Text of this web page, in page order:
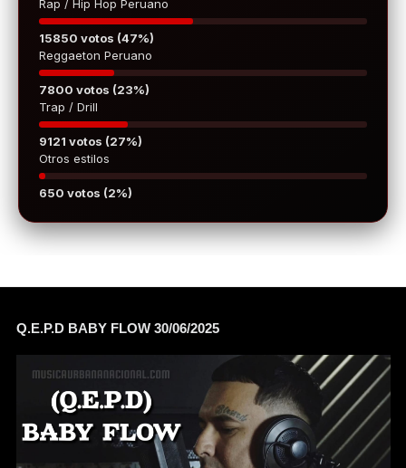
Rap / Hip Hop Peruano
15850 votos (47%)
Reggaeton Peruano
7800 votos (23%)
Trap / Drill
9121 votos (27%)
Otros estilos
650 votos (2%)
Q.E.P.D BABY FLOW 30/06/2025